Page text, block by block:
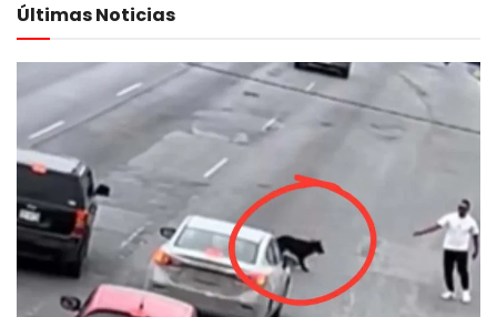
Últimas Noticias